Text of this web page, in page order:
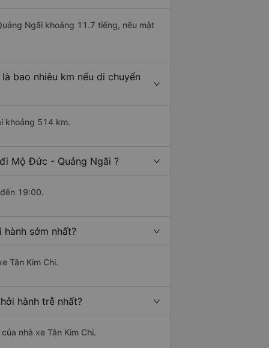
Ngãi khoảng 11.7 tiếng, nếu mật
bao nhiêu km nếu di chuyển
khoảng 514 km.
Mộ Đức - Quảng Ngãi ?
19:00.
sớm nhất?
Tân Kim Chi.
hành trễ nhất?
nhà xe Tân Kim Chi.